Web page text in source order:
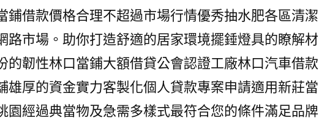
鋪借款價格合理不超過市場行情優秀抽水肥各區清潔
路市場。助你打造舒適的居家環境擺錘燈具的瞭解材
的韌性林口當鋪大額借貸公會認證工廠林口汽車借款
雄厚的資金實力客製化個人貸款專案申請適用新莊當
園經過典當物及急需多樣式最符合您的條件滿足品牌